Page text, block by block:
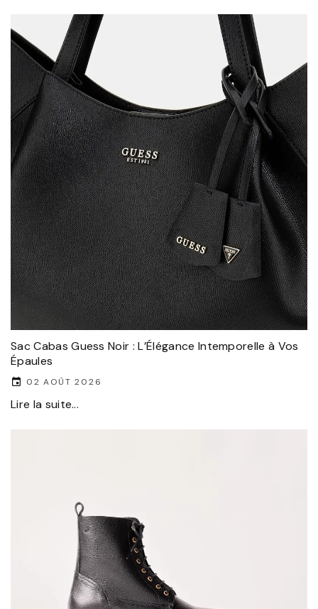
Sac Cabas Guess Noir : L’Élégance Intemporelle à Vos
Épaules
02 AOÛT 2026
Lire la suite...